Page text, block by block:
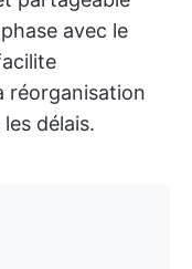
avec le
réorganisation
délais.